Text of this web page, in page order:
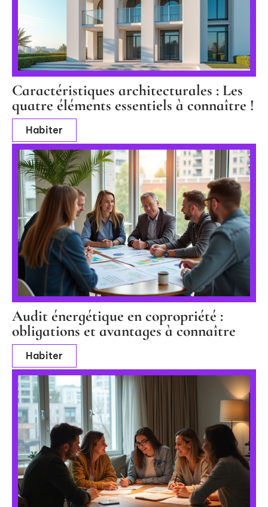
Caractéristiques architecturales : Les
quatre éléments essentiels à connaître !
Habiter
Audit énergétique en copropriété :
obligations et avantages à connaître
Habiter